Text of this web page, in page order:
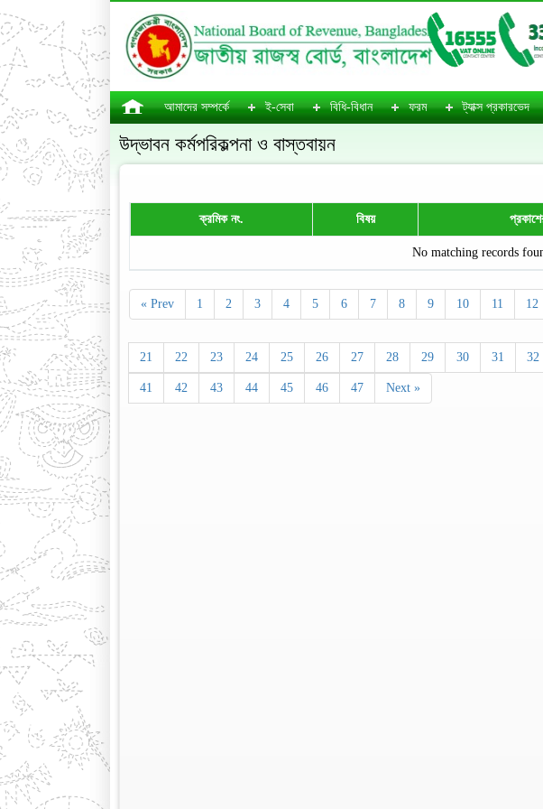
আমাদের সম্পর্কে ই-সেবা বিধি-বিধান ফরম ট্যাক্স প্রকারভেদ
উদ্ভাবন কর্মপরিকল্পনা ও বাস্তবায়ন
ক্রমিক নং. বিষয়
No matching records
« Prev 1 2 3 4 5 6 7 8 9 10 11
12
21 22 23 24 25 26 27 28 29 30 31 32
41 42 43 44 45 46 47 Next »